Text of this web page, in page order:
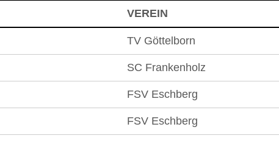
VEREIN
TV Göttelborn
SC Frankenholz
FSV Eschberg
FSV Eschberg